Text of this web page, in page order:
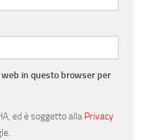
in questo browser per
ed è soggetto alla Privacy